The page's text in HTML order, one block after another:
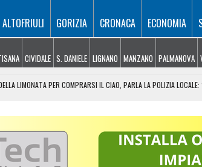
ALTOFRIULI GORIZIA CRONACA ECONOMIA
CIVIDALE S. DANIELE LIGNANO MANZANO PALMANOVA
LIMONATA PER COMPRARSI IL CIAO, PARLA LA POLIZIA LOCALE:
UDINE ARRIVA IL CONTACTLESS PER VIAGGIARE IN GRUPPO